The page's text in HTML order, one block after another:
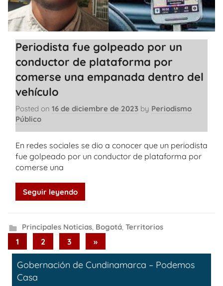
Periodista fue golpeado por un
conductor de plataforma por
comerse una empanada dentro del
vehículo
Posted on 16 de diciembre de 2023 by Periodismo
Público
En redes sociales se dio a conocer que un periodista
fue golpeado por un conductor de plataforma por
comerse una
Seguir leyendo
Principales Noticias, Bogotá, Territorios
Paginación
de
entradas
1 2 3
Next
Posts
»
Gobernación de Cundinamarca – Podemos
Casa